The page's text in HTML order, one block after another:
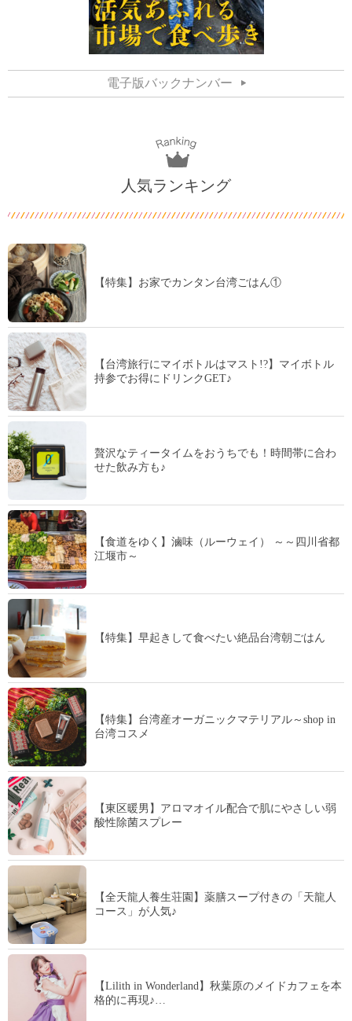
電子版バックナンバー
人気ランキング
【特集】お家でカンタン台湾ごはん①
【台湾旅行にマイボトルはマスト!?】マイボトル
持参でお得にドリンクGET♪
贅沢なティータイムをおうちでも！時間帯に合わ
せた飲み方も♪
【食道をゆく】滷味（ルーウェイ） ～～四川省都
江堰市～
【特集】早起きして食べたい絶品台湾朝ごはん
【特集】台湾産オーガニックマテリアル～shop in
台湾コスメ
【東区暖男】アロマオイル配合で肌にやさしい弱
酸性除菌スプレー
【全天龍人養生荘園】薬膳スープ付きの「天龍人
コース」が人気♪
【Lilith in Wonderland】秋葉原のメイドカフェを本
格的に再現♪…